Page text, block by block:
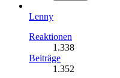
Lenny
Reaktionen
1.338
Beiträge
1.352